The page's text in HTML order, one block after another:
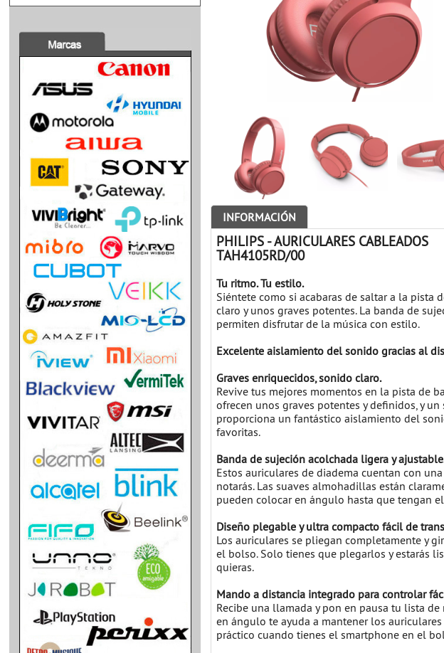
INFORMACIÓN
PHILIPS - AURICULARES CABLEADOS
TAH4105RD/00
Tu ritmo. Tu estilo.
Siéntete como si acabaras de saltar a la pista
claro y unos graves potentes. La banda de
permiten disfrutar de la música con estilo.
Excelente aislamiento del sonido gracias al
Graves enriquecidos, sonido claro.
Revive tus mejores momentos en la pista de
ofrecen unos graves potentes y definidos, y
proporciona un fantástico aislamiento del
favoritas.
Banda de sujeción acolchada ligera y
Estos auriculares de diadema cuentan con
notarás. Las suaves almohadillas están
pueden colocar en ángulo hasta que tengan
Diseño plegable y ultra compacto fácil de
Los auriculares se pliegan completamente y
el bolso. Solo tienes que plegarlos y estarás
quieras.
Mando a distancia integrado para controlar
Recibe una llamada y pon en pausa tu lista
en ángulo te ayuda a mantener los
práctico cuando tienes el smartphone en el